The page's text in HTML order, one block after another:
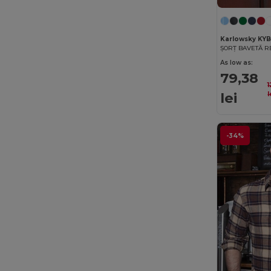
Karlowsky
As low as:
79,38
lei
-34%